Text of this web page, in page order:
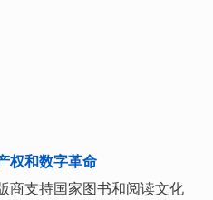
权和数字革命
商支持国家图书和阅读文化